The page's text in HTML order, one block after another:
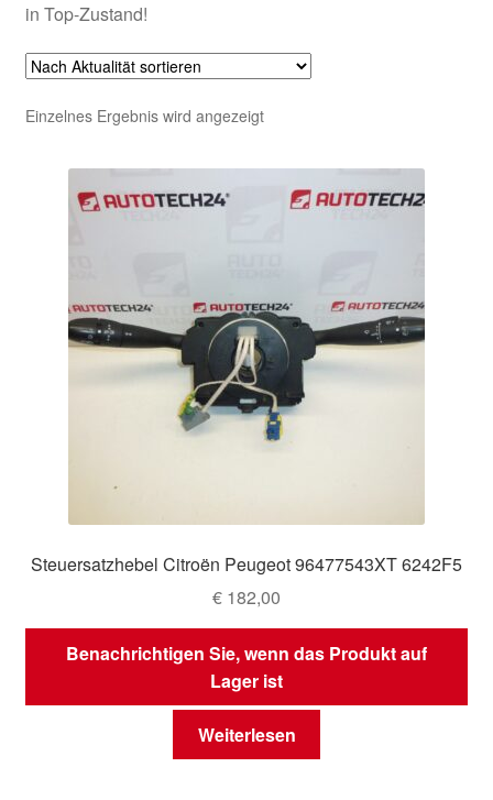
in Top-Zustand!
Einzelnes Ergebnis wird angezeigt
Steuersatzhebel Citroën Peugeot 96477543XT 6242F5
€ 182,00
Benachrichtigen Sie, wenn das Produkt auf
Lager ist
Weiterlesen